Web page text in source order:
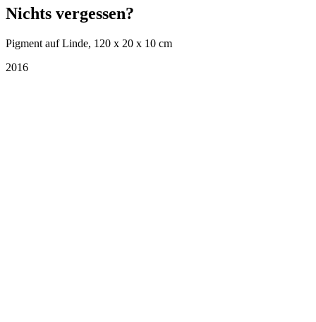
Nichts vergessen?
Pigment auf Linde, 120 x 20 x 10 cm
2016